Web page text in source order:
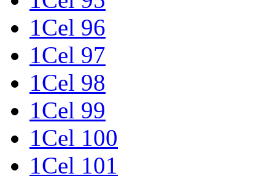
1Cel 96
1Cel 97
1Cel 98
1Cel 99
1Cel 100
1Cel 101